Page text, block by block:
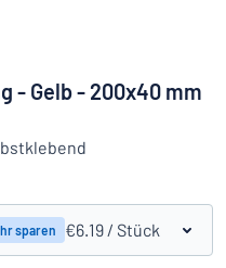
- Gelb - 200x40 mm
sparen €6.19 / Stück